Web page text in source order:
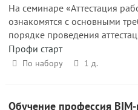
На семинаре «Аттестация
ознакомятся с основными
порядке проведения
Профи старт
По набору 1 д.
Обучение профессия